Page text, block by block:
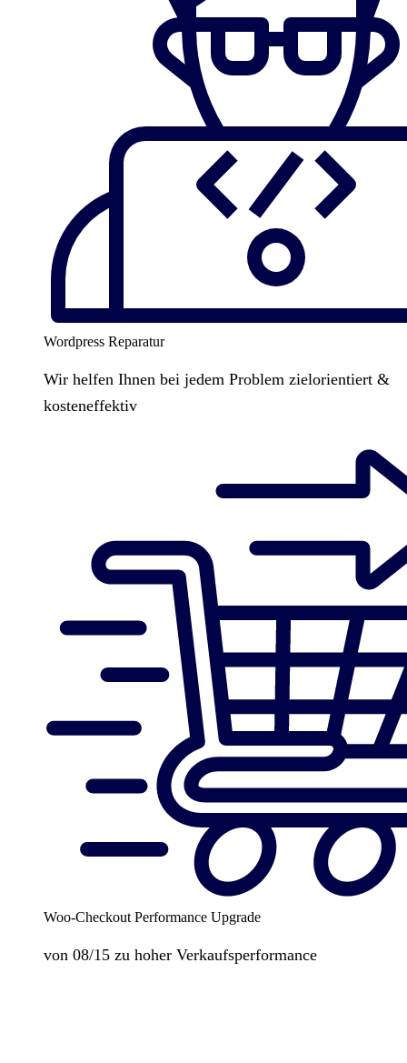
Wordpress Reparatur
Wir helfen Ihnen bei jedem Problem zielorientiert &
kosteneffektiv
Woo-Checkout Performance Upgrade
von 08/15 zu hoher Verkaufsperformance